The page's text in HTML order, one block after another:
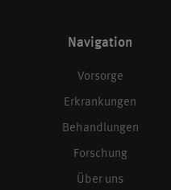
Navigation
Vorsorge
Erkrankungen
Behandlungen
Forschung
Über uns